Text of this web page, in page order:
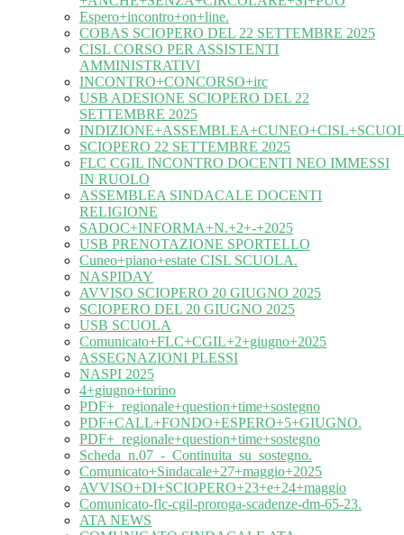
Espero+incontro+on+line.
COBAS SCIOPERO DEL 22 SETTEMBRE 2025
CISL CORSO PER ASSISTENTI
AMMINISTRATIVI
INCONTRO+CONCORSO+irc
USB ADESIONE SCIOPERO DEL 22
SETTEMBRE 2025
SCIOPERO 22 SETTEMBRE 2025
FLC CGIL INCONTRO DOCENTI NEO IMMESSI
IN RUOLO
ASSEMBLEA SINDACALE DOCENTI
RELIGIONE
SADOC+INFORMA+N.+2+-+2025
USB PRENOTAZIONE SPORTELLO
Cuneo+piano+estate CISL SCUOLA.
NASPIDAY
AVVISO SCIOPERO 20 GIUGNO 2025
SCIOPERO DEL 20 GIUGNO 2025
USB SCUOLA
Comunicato+FLC+CGIL+2+giugno+2025
ASSEGNAZIONI PLESSI
NASPI 2025
4+giugno+torino
PDF+_regionale+question+time+sostegno
PDF+CALL+FONDO+ESPERO+5+GIUGNO.
PDF+_regionale+question+time+sostegno
Scheda_n.07_-_Continuita_su_sostegno.
Comunicato+Sindacale+27+maggio+2025
AVVISO+DI+SCIOPERO+23+e+24+maggio
Comunicato-flc-cgil-proroga-scadenze-dm-65-23.
ATA NEWS